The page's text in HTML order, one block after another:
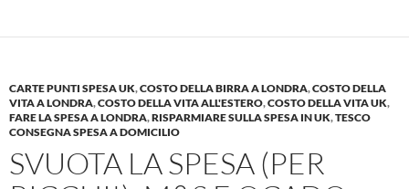
CARTE PUNTI SPESA UK,COSTO DELLA BIRRA A LONDRA,COSTO DELLA
VITA A LONDRA,COSTO DELLA VITA ALL'ESTERO,COSTO DELLA VITA UK,
FARE LA SPESA A LONDRA,RISPARMIARE SULLA SPESA IN UK,TESCO
CONSEGNA SPESA A DOMICILIO
SVUOTA LA SPESA (PER